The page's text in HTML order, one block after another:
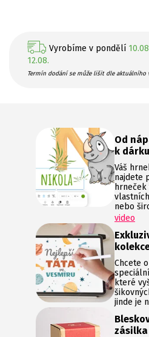
Vyrobíme v pondělí
12.08.
Termín dodání se může lišit dle aktuálního
Od
k
Váš
najdete
nebo
video
Chcete
které
jinde je
zásilka